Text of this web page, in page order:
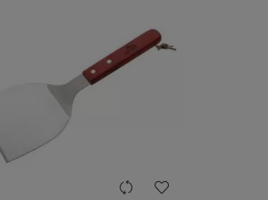
heart